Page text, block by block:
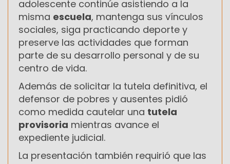
adolescente continúe asistiendo a la
misma escuela, mantenga sus vínculos
sociales, siga practicando deporte y
preserve las actividades que forman
parte de su desarrollo personal y de su
centro de vida.
Además de solicitar la tutela definitiva, el
defensor de pobres y ausentes pidió
como medida cautelar una tutela
provisoria mientras avance el
expediente judicial.
La presentación también requirió que las